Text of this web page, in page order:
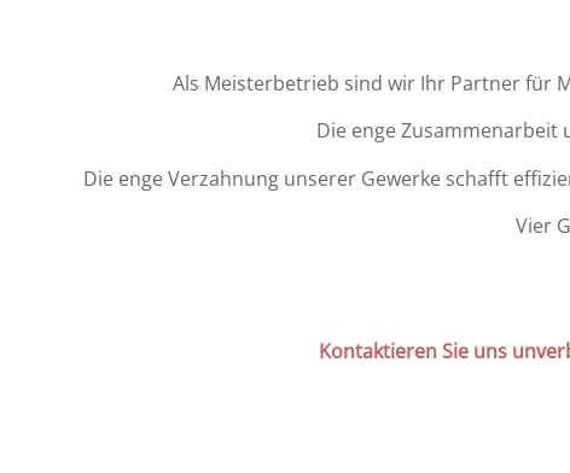
Als Meisterbetrieb sind wir Ihr Partner für
Die enge Zusammenarbeit
Die enge Verzahnung unserer Gewerke schafft
Vier
Kontaktieren Sie uns